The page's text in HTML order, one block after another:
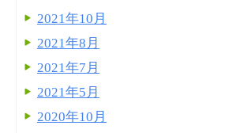
2021年10月
2021年8月
2021年7月
2021年5月
2020年10月